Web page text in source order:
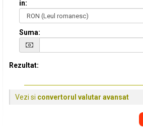
in:
Suma:
Rezultat:
Vezi si convertorul valutar avansat